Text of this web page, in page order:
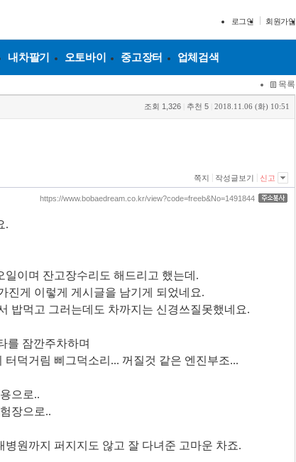
로그인 회원가입
내차팔기 오토바이 중고장터 업체검색
목록
조회 1,326 추천 5 2018.11.06 (화) 10:51
쪽지 작성글보기 신고
https://www.bobaedream.co.kr/view?code=freeb&No=1491844
.
이며 잔고장수리도 해드리고 했는데.
진게 이렇게 게시글을 남기게 되었네요.
밥먹고 그러는데도 차까지는 신경쓰질못했네요.
를 잠깐주차하며
덕거림 삐그덕소리... 꺼질것 같은 엔진부조...
으로..
장으로..
원까지 퍼지지도 않고 잘 다녀준 고마운 차죠.